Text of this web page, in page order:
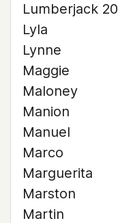
Lumberjack 20
Lyla
Lynne
Maggie
Maloney
Manion
Manuel
Marco
Marguerita
Marston
Martin